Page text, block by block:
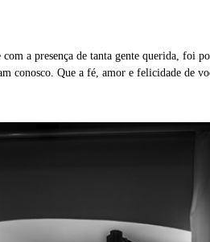
a presença de tanta gente querida, foi
Que a fé, amor e felicidade de